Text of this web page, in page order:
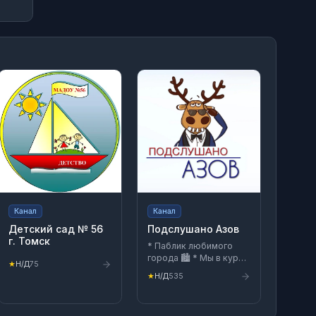
Канал
Детский сад № 56
г. Томск
★Н/Д75
Канал
Подслушано Азов
* Паблик любимого
города 🏙️ * Мы в курсе
все новостей 📷 *
Дадим огласку вашим
Прислать новость:
★Н/Д535